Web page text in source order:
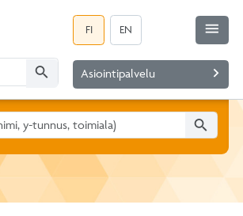
FI EN
search Asiointipalvelu navigate_next
menu
search